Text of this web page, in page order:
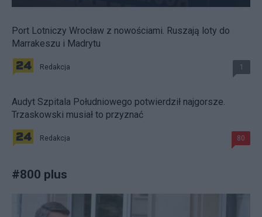
Port Lotniczy Wrocław z nowościami. Ruszają loty do
Marrakeszu i Madrytu
Redakcja 1
Audyt Szpitala Południowego potwierdził najgorsze.
Trzaskowski musiał to przyznać
Redakcja 80
#800 plus